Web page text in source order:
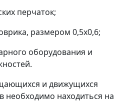
перчаток;
размером 0,5x0,6;
оборудования и
и движущихся
необходимо находиться на